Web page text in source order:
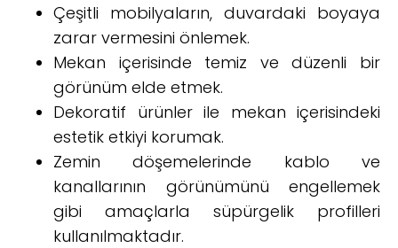
Çeşitli mobilyaların, duvardaki boyaya
zarar vermesini önlemek.
Mekan içerisinde temiz ve düzenli bir
görünüm elde etmek.
Dekoratif ürünler ile mekan içerisindeki
estetik etkiyi korumak.
Zemin döşemelerinde kablo ve
kanallarının görünümünü engellemek
gibi amaçlarla süpürgelik profilleri
kullanılmaktadır.